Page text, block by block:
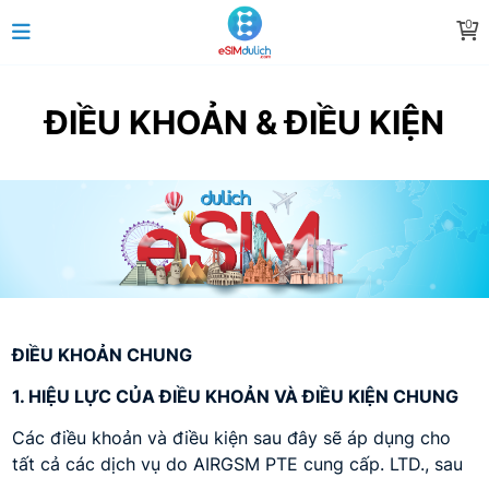
0
ĐIỀU KHOẢN & ĐIỀU KIỆN
ĐIỀU KHOẢN CHUNG
1. HIỆU LỰC CỦA ĐIỀU KHOẢN VÀ ĐIỀU KIỆN CHUNG
Các điều khoản và điều kiện sau đây sẽ áp dụng cho
tất cả các dịch vụ do AIRGSM PTE cung cấp. LTD., sau